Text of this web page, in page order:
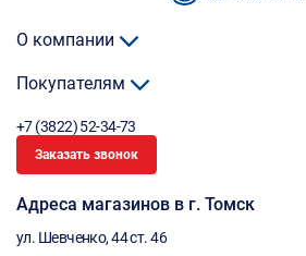
О компании
Покупателям
+7 (3822) 52-34-73
Заказать звонок
Адреса магазинов в г. Томск
ул. Шевченко, 44 ст. 46